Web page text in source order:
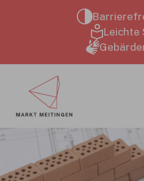
Zum Hauptinhalt springen
Leichte